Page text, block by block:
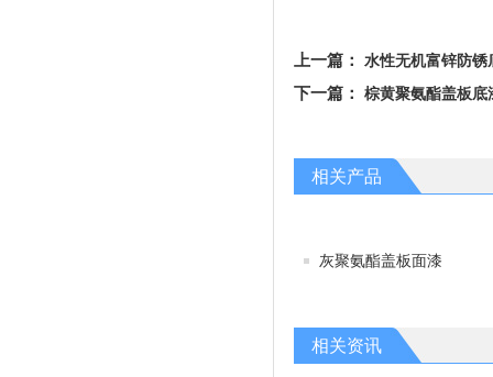
上一篇： 水性无机富锌防锈
下一篇： 棕黄聚氨酯盖板底
相关产品
灰聚氨酯盖板面漆
相关资讯